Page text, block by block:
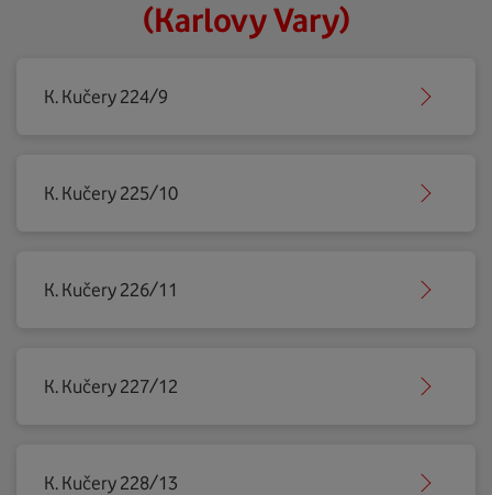
(Karlovy Vary)
K. Kučery 224/9
K. Kučery 225/10
K. Kučery 226/11
K. Kučery 227/12
K. Kučery 228/13